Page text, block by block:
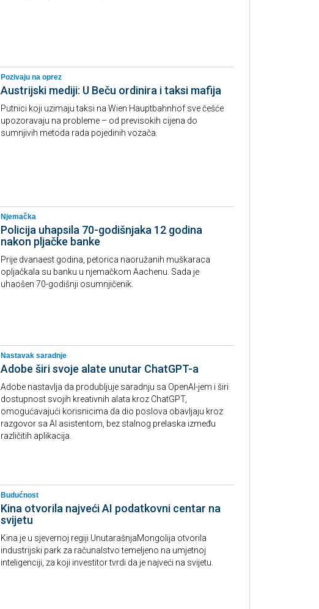
Pozivaju na oprez
Austrijski mediji: U Beču ordinira i taksi mafija
Putnici koji uzimaju taksi na Wien Hauptbahnhof sve češće
upozoravaju na probleme – od previsokih cijena do
sumnjivih metoda rada pojedinih vozača.
Njemačka
Policija uhapsila 70-godišnjaka 12 godina
nakon pljačke banke
Prije dvanaest godina, petorica naoružanih muškaraca
opljačkala su banku u njemačkom Aachenu. Sada je
uhaošen 70-godišnji osumnjičenik.
Nastavak saradnje
Adobe širi svoje alate unutar ChatGPT-a
Adobe nastavlja da produbljuje saradnju sa OpenAI-jem i širi
dostupnost svojih kreativnih alata kroz ChatGPT,
omogućavajući korisnicima da dio poslova obavljaju kroz
razgovor sa AI asistentom, bez stalnog prelaska između
različitih aplikacija.
Budućnost
Kina otvorila najveći AI podatkovni centar na
svijetu
Kina je u sjevernoj regiji UnutarašnjaMongolija otvorila
industrijski park za računalstvo temeljeno na umjetnoj
inteligenciji, za koji investitor tvrdi da je najveći na svijetu.